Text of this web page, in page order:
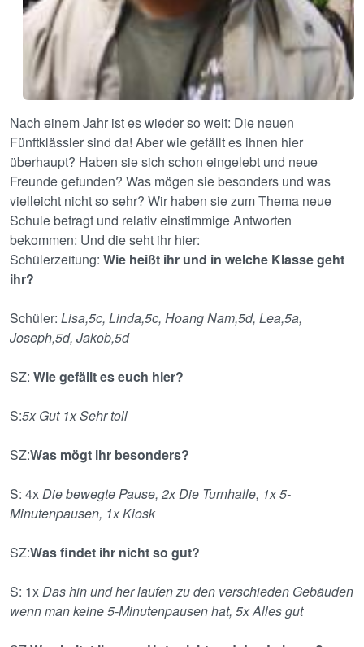
Nach einem Jahr ist es wieder so weit: Die neuen
Fünftklässler sind da! Aber wie gefällt es ihnen hier
überhaupt? Haben sie sich schon eingelebt und neue
Freunde gefunden? Was mögen sie besonders und was
vielleicht nicht so sehr? Wir haben sie zum Thema neue
Schule befragt und relativ einstimmige Antworten
bekommen: Und die seht ihr hier:
Schülerzeitung: Wie heißt ihr und in welche Klasse geht
ihr?
Schüler: Lisa,5c, Linda,5c, Hoang Nam,5d, Lea,5a,
Joseph,5d, Jakob,5d
SZ: Wie gefällt es euch hier?
S:5x Gut 1x Sehr toll
SZ:Was mögt ihr besonders?
S: 4xDie bewegte Pause, 2x Die Turnhalle, 1x 5-
Minutenpausen, 1x Kiosk
SZ:Was findet ihr nicht so gut?
S: 1xDas hin und her laufen zu den verschieden Gebäuden
wenn man keine 5-Minutenpausen hat, 5x Alles gut